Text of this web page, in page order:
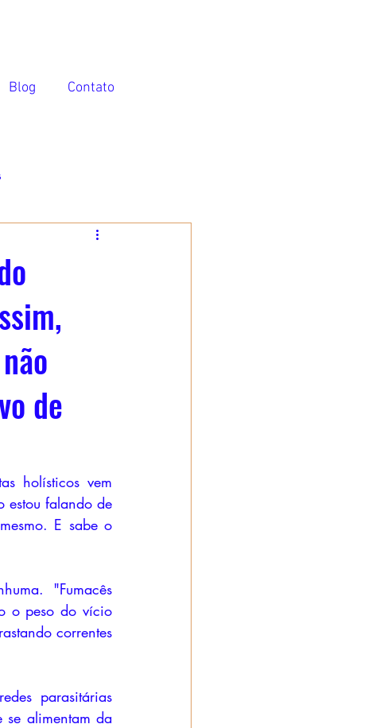
Blog Contato
de
holísticos vem
estou falando de
E sabe o
"Fumacês
o peso do vício
correntes
parasitárias
se alimentam da